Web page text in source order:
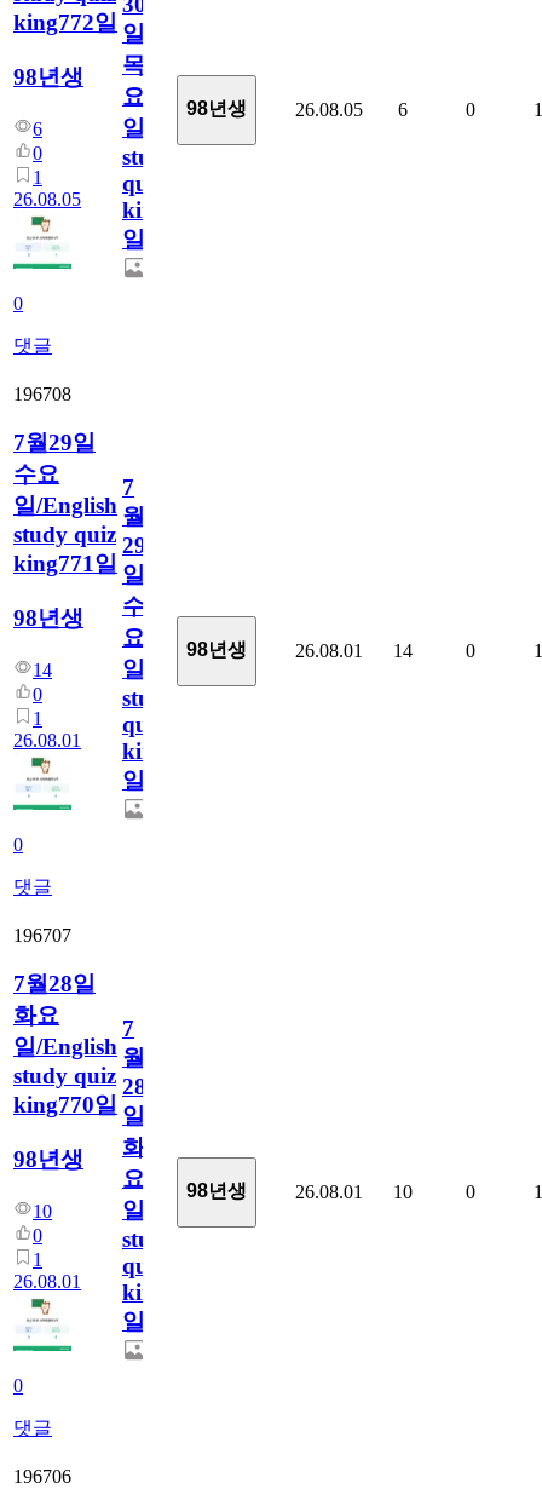
king772일
98년생
6
0
1
26.08.05
0
댓글
일
목
요
일/English
study
quiz
king772
일
98년생 26.08.05 6 0 1
196708
7월29일
수요
일/English
study quiz
king771일
98년생
14
0
1
26.08.01
0
댓글
7
월
29
일
수
요
일/English
study
quiz
king771
일
98년생 26.08.01 14 0 1
196707
7월28일
화요
일/English
study quiz
king770일
98년생
10
0
1
26.08.01
0
댓글
7
월
28
일
화
요
일/English
study
quiz
king770
일
98년생 26.08.01 10 0 1
196706